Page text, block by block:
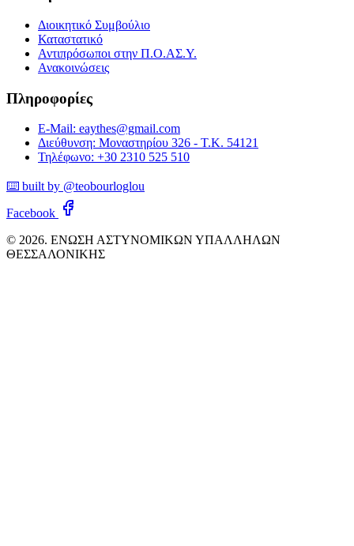
Διοικητικό Συμβούλιο
Καταστατικό
Αντιπρόσωποι στην Π.Ο.ΑΣ.Υ.
Ανακοινώσεις
Πληροφορίες
E-Mail: eaythes@gmail.com
Διεύθυνση: Μοναστηρίου 326 - Τ.Κ. 54121
Τηλέφωνο: +30 2310 525 510
⌨️ built by @teobourloglou
Facebook
© 2026. ΕΝΩΣΗ ΑΣΤΥΝΟΜΙΚΩΝ ΥΠΑΛΛΗΛΩΝ
ΘΕΣΣΑΛΟΝΙΚΗΣ